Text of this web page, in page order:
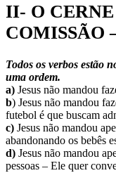
II- O
COMISSÃO
Todos os verbos estão
uma ordem.
a) Jesus não mandou
b) Jesus não mandou
futebol é que buscam
c) Jesus não mandou
abandonando os bebês
d) Jesus não mandou
pessoas – Ele quer